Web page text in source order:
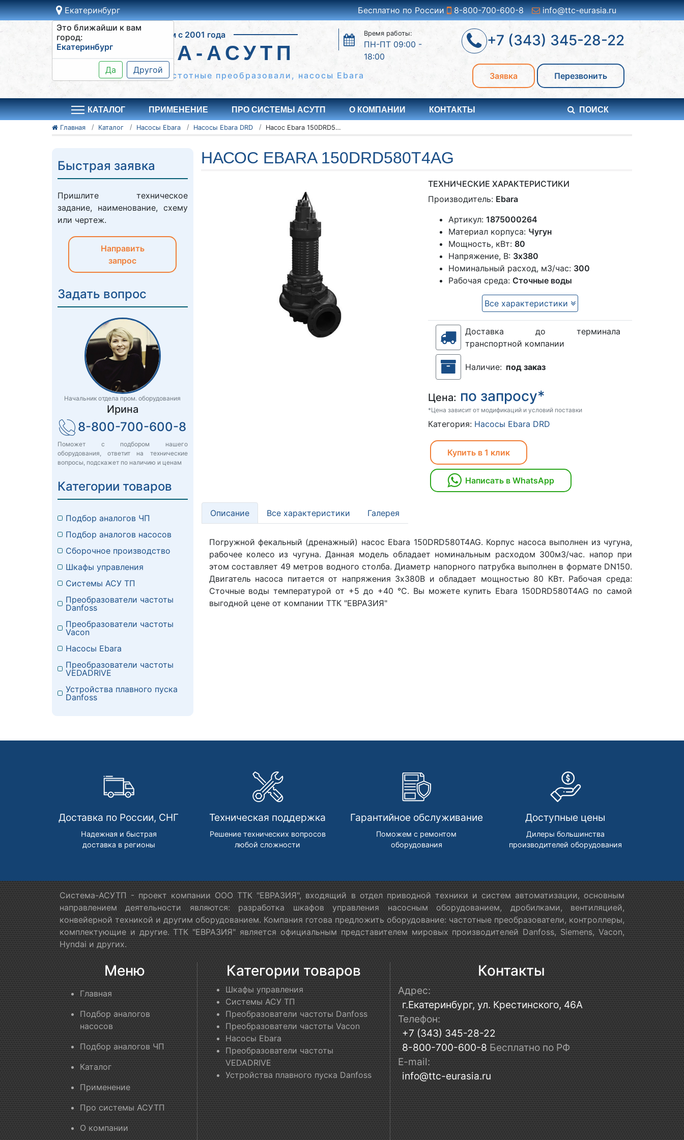
Екатеринбург
Это ближайши к вам
город:
Екатеринбург
Да Другой
Бесплатно по России 8-800-700-600-8 info@ttc-eurasia.ru
Работаем с 2001 года
СИСТЕМА-АСУТП
Время работы:
ПН-ПТ 09:00 -
18:00
Шкафы управления, частотные преобразовали, насосы Ebara
+7 (343) 345-28-22
Заявка Перезвонить
КАТАЛОГ ПРИМЕНЕНИЕ ПРО СИСТЕМЫ АСУТП О КОМПАНИИ КОНТАКТЫ ПОИСК
Главная Каталог Насосы Ebara Насосы Ebara DRD Насос Ebara 150DRD580T4AG
НАСОС EBARA 150DRD580T4AG
ТЕХНИЧЕСКИЕ ХАРАКТЕРИСТИКИ
Производитель: Ebara
Артикул:1875000264
Материал корпуса: Чугун
Мощность, кВт: 80
Напряжение, В: 3х380
Номинальный расход, м3/час: 300
Рабочая среда: Сточные воды
Все характеристики
Доставка до терминала
транспортной компании
Наличие: под заказ
Цена: по запросу*
*Цена зависит от модификаций и условий поставки
Категория: Насосы Ebara DRD
Купить в 1 клик
Написать в WhatsApp
Описание Все характеристики Галерея
Погружной фекальный (дренажный) насос Ebara 150DRD580T4AG. Корпус насоса выполнен из чугуна,
рабочее колесо из чугуна. Данная модель обладает номинальным расходом 300м3/час. напор при
этом составляет 49 метров водного столба. Диаметр напорного патрубка выполнен в формате DN150.
Двигатель насоса питается от напряжения 3х380В и обладает мощностью 80 КВт. Рабочая среда:
Сточные воды температурой от +5 до +40 °C. Вы можете купить Ebara 150DRD580T4AG по самой
выгодной цене от компании ТТК "ЕВРАЗИЯ"
Быстрая заявка
Пришлите техническое
задание, наименование, схему
или чертеж.
Направить
запрос
Задать вопрос
Начальник отдела пром. оборудования
Ирина
8-800-700-600-8
Поможет с подбором нашего
оборудования, ответит на технические
вопросы, подскажет по наличию и ценам
Категории товаров
Подбор аналогов ЧП
Подбор аналогов насосов
Сборочное производство
Шкафы управления
Системы АСУ ТП
Преобразователи частоты
Danfoss
Преобразователи частоты
Vacon
Насосы Ebara
Преобразователи частоты
VEDADRIVE
Устройства плавного пуска
Danfoss
Доставка по России, СНГ
Надежная и быстрая
доставка в регионы
Техническая поддержка
Решение технических вопросов
любой сложности
Гарантийное обслуживание
Поможем с ремонтом
оборудования
Доступные цены
Дилеры большинства
производителей оборудования
Система-АСУТП - проект компании ООО ТТК "ЕВРАЗИЯ", входящий в отдел приводной техники и систем автоматизации, основным
направлением деятельности являются: разработка шкафов управления насосным оборудованием, дробилками, вентиляцией,
конвейерной техникой и другим оборудованием. Компания готова предложить оборудование: частотные преобразователи, контроллеры,
комплектующие и другие. ТТК "ЕВРАЗИЯ" является официальным представителем мировых производителей Danfoss, Siemens, Vacon,
Hyndai и других.
Меню
Главная
Подбор аналогов
насосов
Подбор аналогов ЧП
Каталог
Применение
Про системы АСУТП
О компании
Категории товаров
Шкафы управления
Системы АСУ ТП
Преобразователи частоты Danfoss
Преобразователи частоты Vacon
Насосы Ebara
Преобразователи частоты
VEDADRIVE
Устройства плавного пуска Danfoss
Контакты
Адрес:
г.Екатеринбург, ул. Крестинского, 46А
Телефон:
+7 (343) 345-28-22
8-800-700-600-8 Бесплатно по РФ
E-mail:
info@ttc-eurasia.ru